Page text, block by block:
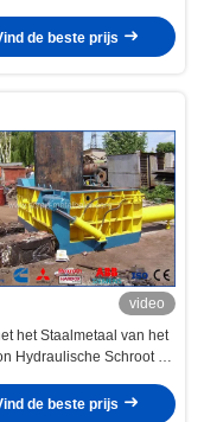
6500KG van de
Staalpers
de beste prijs
video
het Staalmetaal van het
Hydraulische Schroot de
37kW
de beste prijs